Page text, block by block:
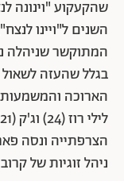
שהקעקוע "וינונה
השנים ל"ויינו
המתוקשר שניהלה
בגלל שהעזה
הארוכה
ניהל זוגיות של קרוב ל-15